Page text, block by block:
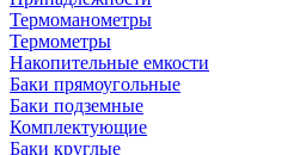
Термоманометры
Термометры
Накопительные емкости
Баки прямоугольные
Баки подземные
Комплектующие
Баки круглые